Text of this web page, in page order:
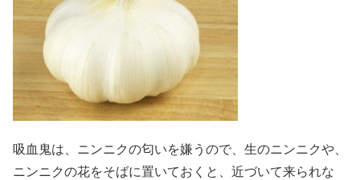
吸血鬼は、ニンニクの匂いを嫌うので、生のニンニクや、
ニンニクの花をそばに置いておくと、近づいて来られな